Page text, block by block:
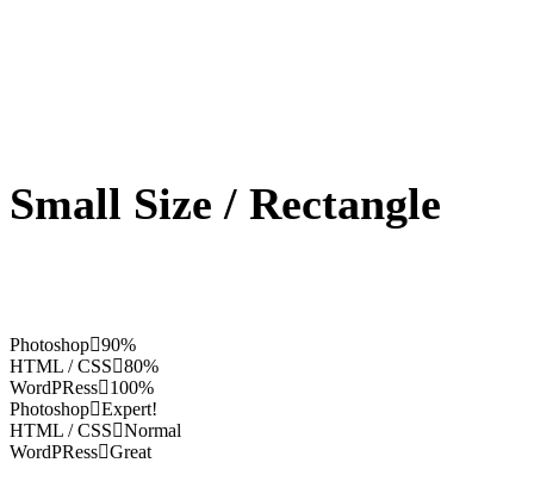
Small Size / Rectangle
Photoshop 90%
HTML / CSS
80%
WordPRess
100%
Photoshop Expert!
HTML / CSS
Normal
WordPRess Great